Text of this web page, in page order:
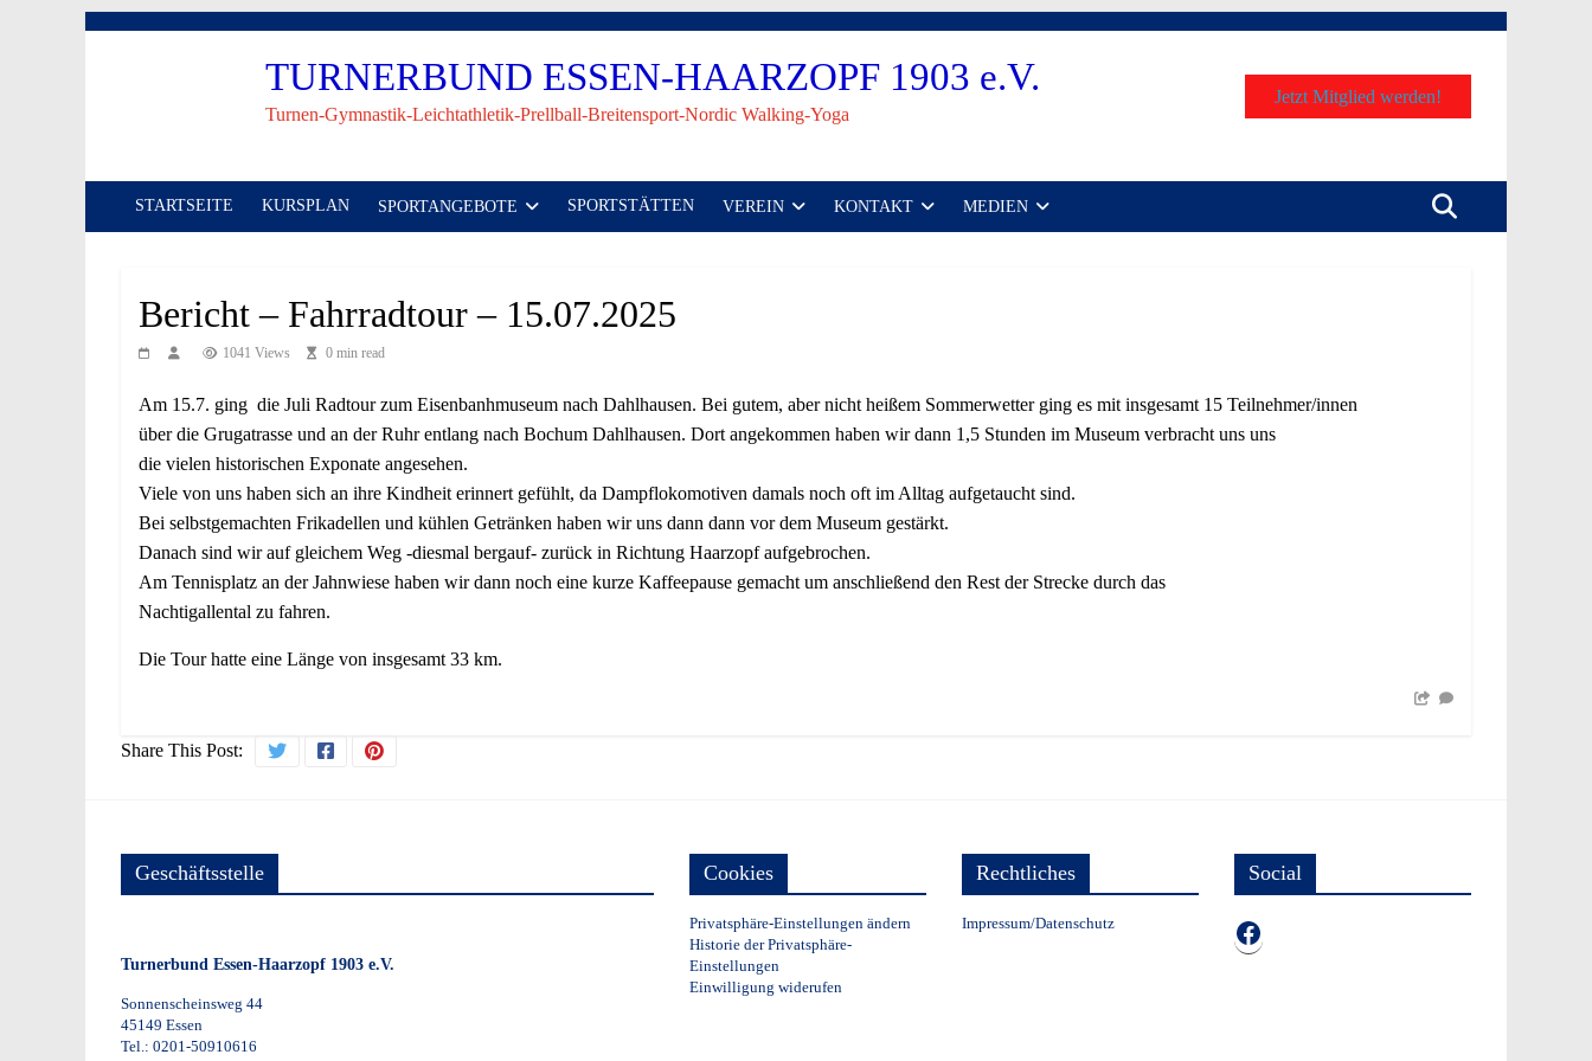
TURNERBUND ESSEN-HAARZOPF 1903 e.V.
Turnen-Gymnastik-Leichtathletik-Prellball-Breitensport-Nordic Walking-Yoga
Jetzt Mitglied werden!
STARTSEITE KURSPLAN SPORTANGEBOTE SPORTSTÄTTEN VEREIN KONTAKT MEDIEN
Bericht – Fahrradtour – 15.07.2025
1041 Views 0 min read
Am 15.7. ging die Juli Radtour zum Eisenbanhmuseum nach Dahlhausen. Bei gutem, aber nicht heißem Sommerwetter ging es mit insgesamt 15 Teilnehmer/innen
über die Grugatrasse und an der Ruhr entlang nach Bochum Dahlhausen. Dort angekommen haben wir dann 1,5 Stunden im Museum verbracht uns uns
die vielen historischen Exponate angesehen.
Viele von uns haben sich an ihre Kindheit erinnert gefühlt, da Dampflokomotiven damals noch oft im Alltag aufgetaucht sind.
Bei selbstgemachten Frikadellen und kühlen Getränken haben wir uns dann dann vor dem Museum gestärkt.
Danach sind wir auf gleichem Weg -diesmal bergauf- zurück in Richtung Haarzopf aufgebrochen.
Am Tennisplatz an der Jahnwiese haben wir dann noch eine kurze Kaffeepause gemacht um anschließend den Rest der Strecke durch das
Nachtigallental zu fahren.
Die Tour hatte eine Länge von insgesamt 33 km.
Share This Post:
Geschäftsstelle
Turnerbund Essen-Haarzopf 1903 e.V.
Sonnenscheinsweg 44
45149 Essen
Tel.: 0201-50910616
Cookies
Privatsphäre-Einstellungen ändern
Historie der Privatsphäre-
Einstellungen
Einwilligung widerufen
Rechtliches
Impressum/Datenschutz
Social
TB auf Facebook